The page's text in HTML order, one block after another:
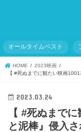
オールタイムベスト
HOME
2023映画
【 #死ぬまでに観たい映画
2023.03.24
【 #死ぬまで
と泥棒』侵入